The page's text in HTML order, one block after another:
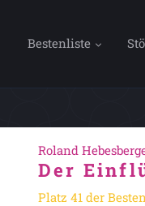
Bestenliste
Roland
Der
Platz 41 der